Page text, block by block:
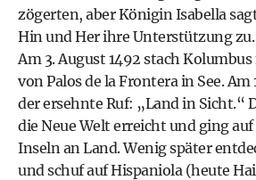
zögerten, aber Königin Isabella
Hin und Her ihre Unterstützung zu.
Am 3. August 1492 stach
von Palos de la Frontera in See.
der ersehnte Ruf: „Land in Sicht.“
die Neue Welt erreicht und ging
Inseln an Land. Wenig später
und schuf auf Hispaniola (heute